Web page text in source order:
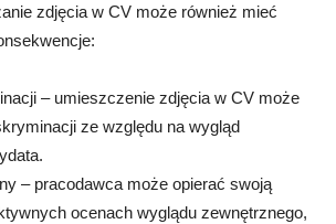
zdjęcia w CV może również mieć
– umieszczenie zdjęcia w CV może
ze względu na wygląd
– pracodawca może opierać swoją
ocenach wyglądu zewnętrznego,